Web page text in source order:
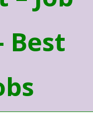
Best